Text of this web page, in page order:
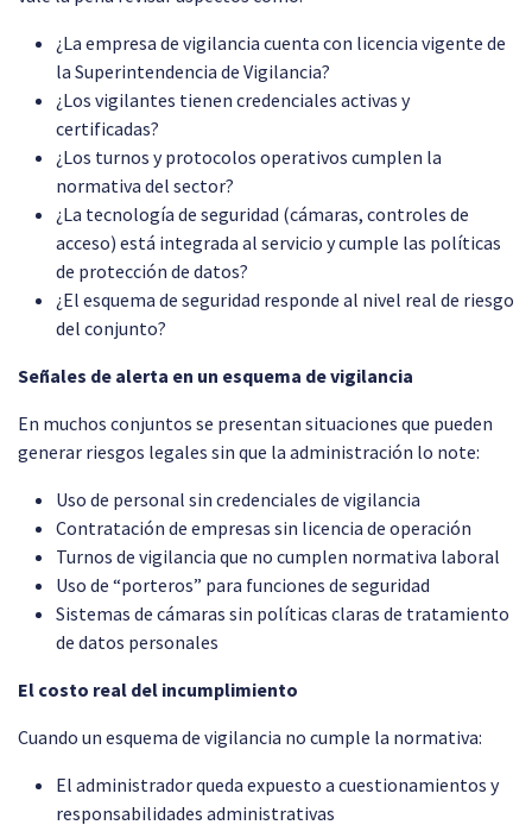
¿La empresa de vigilancia cuenta con licencia vigente de
la Superintendencia de Vigilancia?
¿Los vigilantes tienen credenciales activas y
certificadas?
¿Los turnos y protocolos operativos cumplen la
normativa del sector?
¿La tecnología de seguridad (cámaras, controles de
acceso) está integrada al servicio y cumple las políticas
de protección de datos?
¿El esquema de seguridad responde al nivel real de riesgo
del conjunto?
Señales de alerta en un esquema de vigilancia
En muchos conjuntos se presentan situaciones que pueden
generar riesgos legales sin que la administración lo note:
Uso de personal sin credenciales de vigilancia
Contratación de empresas sin licencia de operación
Turnos de vigilancia que no cumplen normativa laboral
Uso de “porteros” para funciones de seguridad
Sistemas de cámaras sin políticas claras de tratamiento
de datos personales
El costo real del incumplimiento
Cuando un esquema de vigilancia no cumple la normativa:
El administrador queda expuesto a cuestionamientos y
responsabilidades administrativas